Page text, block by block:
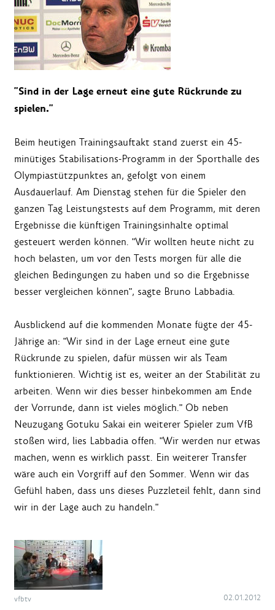
"Sind in der Lage erneut eine gute Rückrunde zu
spielen."
Beim heutigen Trainingsauftakt stand zuerst ein 45-
minütiges Stabilisations-Programm in der Sporthalle des
Olympiastützpunktes an, gefolgt von einem
Ausdauerlauf. Am Dienstag stehen für die Spieler den
ganzen Tag Leistungstests auf dem Programm, mit deren
Ergebnisse die künftigen Trainingsinhalte optimal
gesteuert werden können. "Wir wollten heute nicht zu
hoch belasten, um vor den Tests morgen für alle die
gleichen Bedingungen zu haben und so die Ergebnisse
besser vergleichen können", sagte Bruno Labbadia.
Ausblickend auf die kommenden Monate fügte der 45-
Jährige an: "Wir sind in der Lage erneut eine gute
Rückrunde zu spielen, dafür müssen wir als Team
funktionieren. Wichtig ist es, weiter an der Stabilität zu
arbeiten. Wenn wir dies besser hinbekommen am Ende
der Vorrunde, dann ist vieles möglich." Ob neben
Neuzugang Gotuku Sakai ein weiterer Spieler zum VfB
stoßen wird, lies Labbadia offen. "Wir werden nur etwas
machen, wenn es wirklich passt. Ein weiterer Transfer
wäre auch ein Vorgriff auf den Sommer. Wenn wir das
Gefühl haben, dass uns dieses Puzzleteil fehlt, dann sind
wir in der Lage auch zu handeln."
vfbtv 02.01.2012